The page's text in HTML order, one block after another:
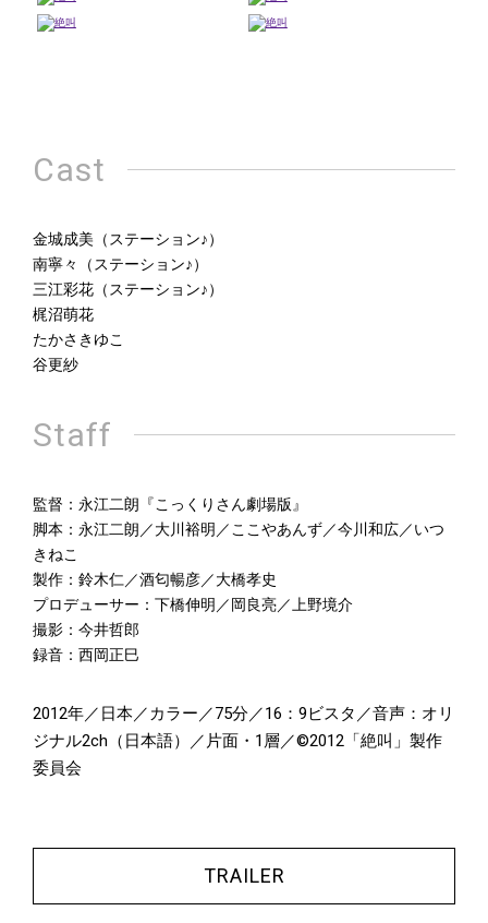
Cast
金城成美（ステーション♪）
南寧々（ステーション♪）
三江彩花（ステーション♪）
梶沼萌花
たかさきゆこ
谷更紗
Staff
監督：永江二朗『こっくりさん劇場版』
脚本：永江二朗／大川裕明／ここやあんず／今川和広／いつ
きねこ
製作：鈴木仁／酒匂暢彦／大橋孝史
プロデューサー：下橋伸明／岡良亮／上野境介
撮影：今井哲郎
録音：西岡正巳
2012年／日本／カラー／75分／16：9ビスタ／音声：オリ
ジナル2ch（日本語）／片面・1層／©2012「絶叫」製作
委員会
TRAILER